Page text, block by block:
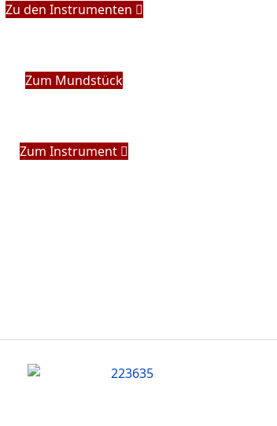
Zu den Instrumenten
Zum Mundstück
Zum Instrument